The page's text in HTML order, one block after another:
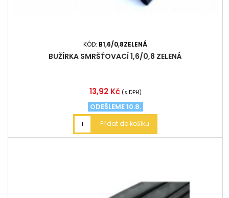
KÓD: B1,6/0,8ZELENÁ
BUŽÍRKA SMRŠŤOVACÍ 1,6/0,8 ZELENÁ
Cena
13,92 Kč (s DPH)
ODEŠLEME 10.8.
Přidat do košíku